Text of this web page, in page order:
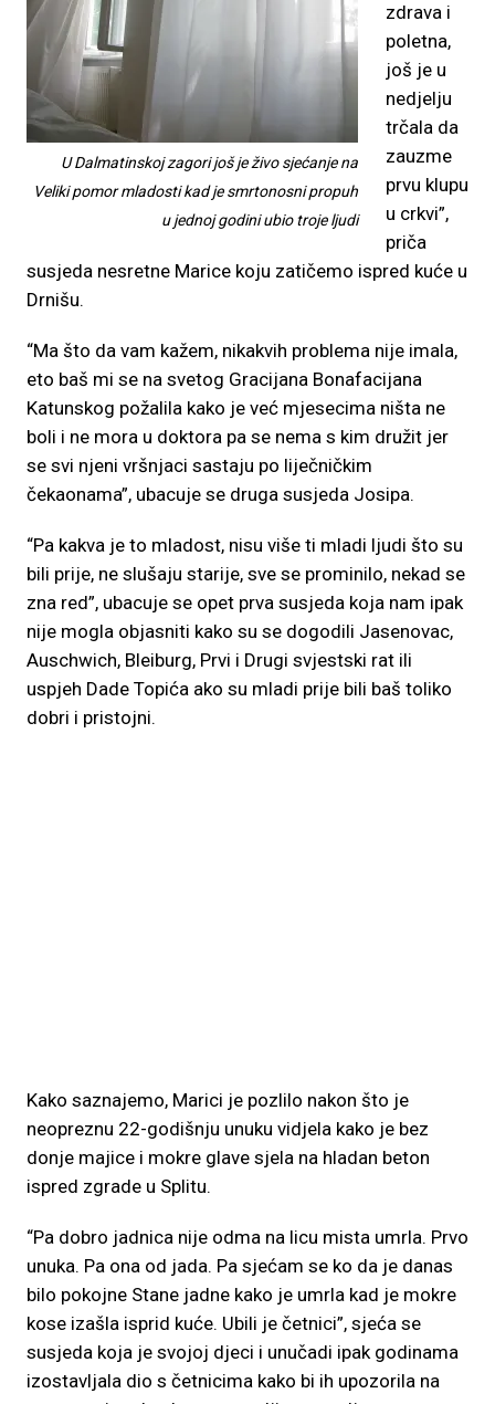
U Dalmatinskoj zagori još je živo sjećanje na
Veliki pomor mladosti kad je smrtonosni propuh
u jednoj godini ubio troje ljudi
zdrava i
poletna,
još je u
nedjelju
trčala da
zauzme
prvu klupu
u crkvi”,
priča
susjeda nesretne Marice koju zatičemo ispred kuće u
Drnišu.
“Ma što da vam kažem, nikakvih problema nije imala,
eto baš mi se na svetog Gracijana Bonafacijana
Katunskog požalila kako je već mjesecima ništa ne
boli i ne mora u doktora pa se nema s kim družit jer
se svi njeni vršnjaci sastaju po liječničkim
čekaonama”, ubacuje se druga susjeda Josipa.
“Pa kakva je to mladost, nisu više ti mladi ljudi što su
bili prije, ne slušaju starije, sve se prominilo, nekad se
zna red”, ubacuje se opet prva susjeda koja nam ipak
nije mogla objasniti kako su se dogodili Jasenovac,
Auschwich, Bleiburg, Prvi i Drugi svjestski rat ili
uspjeh Dade Topića ako su mladi prije bili baš toliko
dobri i pristojni.
Kako saznajemo, Marici je pozlilo nakon što je
neopreznu 22-godišnju unuku vidjela kako je bez
donje majice i mokre glave sjela na hladan beton
ispred zgrade u Splitu.
“Pa dobro jadnica nije odma na licu mista umrla. Prvo
unuka. Pa ona od jada. Pa sjećam se ko da je danas
bilo pokojne Stane jadne kako je umrla kad je mokre
kose izašla isprid kuće. Ubili je četnici”, sjeća se
susjeda koja je svojoj djeci i unučadi ipak godinama
izostavljala dio s četnicima kako bi ih upozorila na